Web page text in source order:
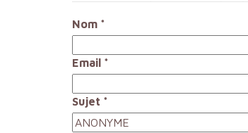
Nom *
Email *
Sujet *